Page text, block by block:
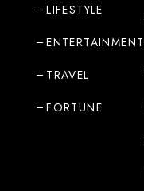
LIFESTYLE
ENTERTAINMENT
TRAVEL
FORTUNE